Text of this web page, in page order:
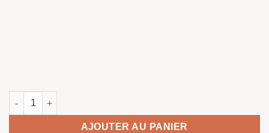
quantité de Rompiente
AJOUTER AU PANIER